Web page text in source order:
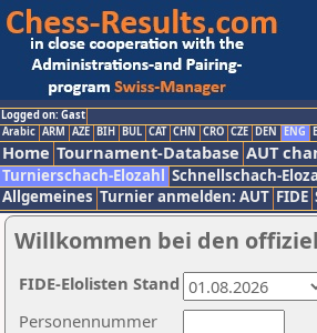
Logged on: Gast
Arabic ARM AZE BIH BUL CAT CHN CRO CZE DEN ENG
Home Tournament-Database AUT
Turnierschach-Elozahl Schnellschach-
Allgemeines Turnier anmelden: AUT FIDE
Willkommen bei den
Personennummer
FIDE-Elolisten Stand